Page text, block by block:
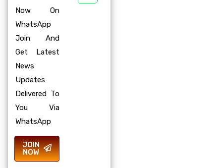
Now On
WhatsApp
Join And
Get Latest
News
Updates
Delivered To
You Via
WhatsApp
JOIN
NOW